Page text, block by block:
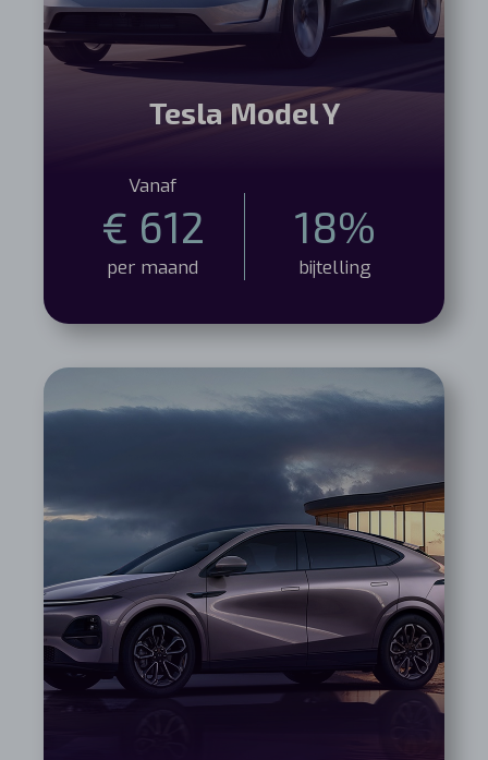
Tesla Model Y
Vanaf
€ 612
per maand
18%
bijtelling